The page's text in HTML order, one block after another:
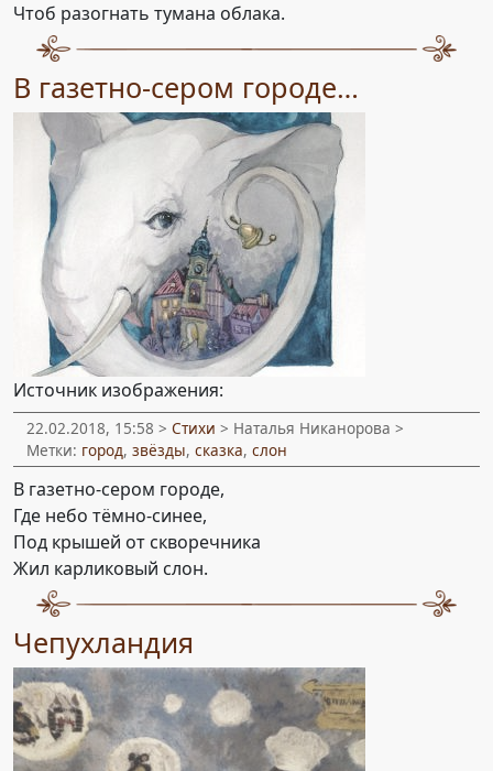
Чтоб разогнать тумана облака.
В газетно-сером городе…
Источник изображения:
22.02.2018, 15:58 > Стихи > Наталья Никанорова >
Метки: город, звёзды, сказка, слон
В газетно-сером городе,
Где небо тёмно-синее,
Под крышей от скворечника
Жил карликовый слон.
Чепухландия